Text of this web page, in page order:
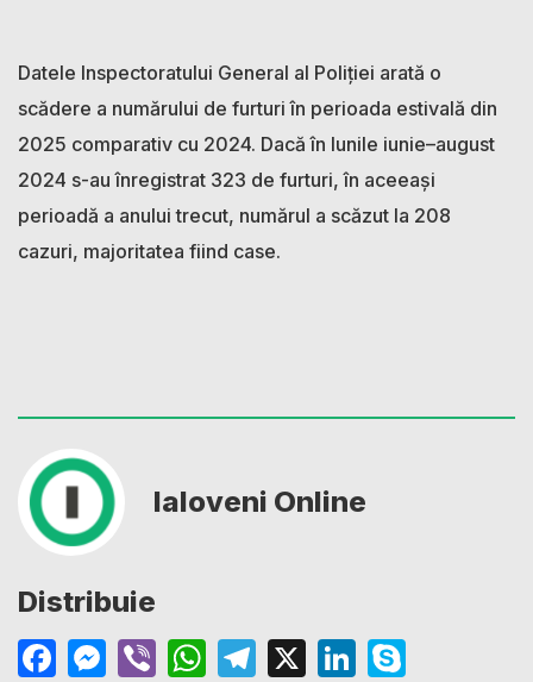
Datele Inspectoratului General al Poliției arată o
scădere a numărului de furturi în perioada estivală din
2025 comparativ cu 2024. Dacă în lunile iunie–august
2024 s-au înregistrat 323 de furturi, în aceeași
perioadă a anului trecut, numărul a scăzut la 208
cazuri, majoritatea fiind case.
Ialoveni Online
Distribuie
Facebook
Messenger
ViberWhatsApp
Telegram
X LinkedIn